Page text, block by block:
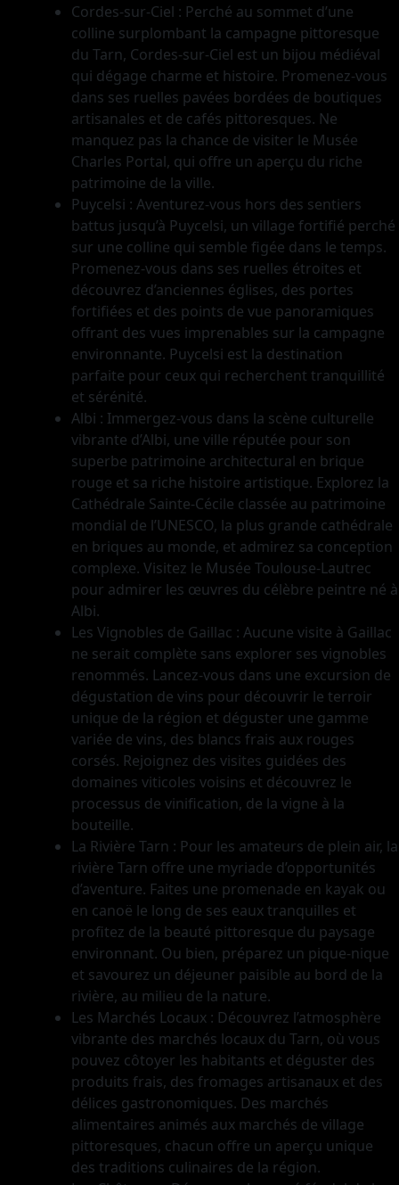
Cordes-sur-Ciel : Perché au sommet d’une
colline surplombant la campagne pittoresque
du Tarn, Cordes-sur-Ciel est un bijou médiéval
qui dégage charme et histoire. Promenez-vous
dans ses ruelles pavées bordées de boutiques
artisanales et de cafés pittoresques. Ne
manquez pas la chance de visiter le Musée
Charles Portal, qui offre un aperçu du riche
patrimoine de la ville.
Puycelsi : Aventurez-vous hors des sentiers
battus jusqu’à Puycelsi, un village fortifié perché
sur une colline qui semble figée dans le temps.
Promenez-vous dans ses ruelles étroites et
découvrez d’anciennes églises, des portes
fortifiées et des points de vue panoramiques
offrant des vues imprenables sur la campagne
environnante. Puycelsi est la destination
parfaite pour ceux qui recherchent tranquillité
et sérénité.
Albi : Immergez-vous dans la scène culturelle
vibrante d’Albi, une ville réputée pour son
superbe patrimoine architectural en brique
rouge et sa riche histoire artistique. Explorez la
Cathédrale Sainte-Cécile classée au patrimoine
mondial de l’UNESCO, la plus grande cathédrale
en briques au monde, et admirez sa conception
complexe. Visitez le Musée Toulouse-Lautrec
pour admirer les œuvres du célèbre peintre né à
Albi.
Les Vignobles de Gaillac : Aucune visite à Gaillac
ne serait complète sans explorer ses vignobles
renommés. Lancez-vous dans une excursion de
dégustation de vins pour découvrir le terroir
unique de la région et déguster une gamme
variée de vins, des blancs frais aux rouges
corsés. Rejoignez des visites guidées des
domaines viticoles voisins et découvrez le
processus de vinification, de la vigne à la
bouteille.
La Rivière Tarn : Pour les amateurs de plein air, la
rivière Tarn offre une myriade d’opportunités
d’aventure. Faites une promenade en kayak ou
en canoë le long de ses eaux tranquilles et
profitez de la beauté pittoresque du paysage
environnant. Ou bien, préparez un pique-nique
et savourez un déjeuner paisible au bord de la
rivière, au milieu de la nature.
Les Marchés Locaux : Découvrez l’atmosphère
vibrante des marchés locaux du Tarn, où vous
pouvez côtoyer les habitants et déguster des
produits frais, des fromages artisanaux et des
délices gastronomiques. Des marchés
alimentaires animés aux marchés de village
pittoresques, chacun offre un aperçu unique
des traditions culinaires de la région.